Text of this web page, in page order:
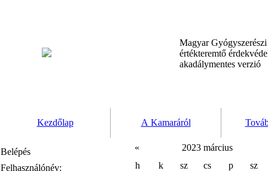
Magyar
értékteremtő
akadálymentes verzió
Kezdőlap A Kamaráról
Belépés
Felhasználónév:
«
2023 március
h
k sz cs p
sz